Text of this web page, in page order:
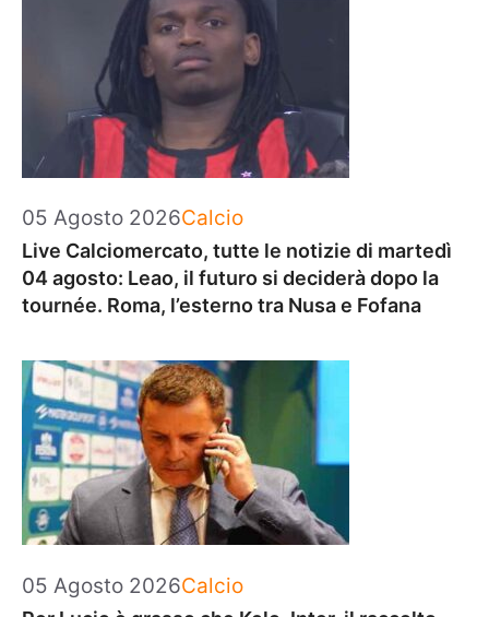
05 Agosto 2026Categorie
Calcio
Live Calciomercato, tutte le notizie di martedì
04 agosto: Leao, il futuro si deciderà dopo la
tournée. Roma, l’esterno tra Nusa e Fofana
05 Agosto 2026Categorie
Calcio